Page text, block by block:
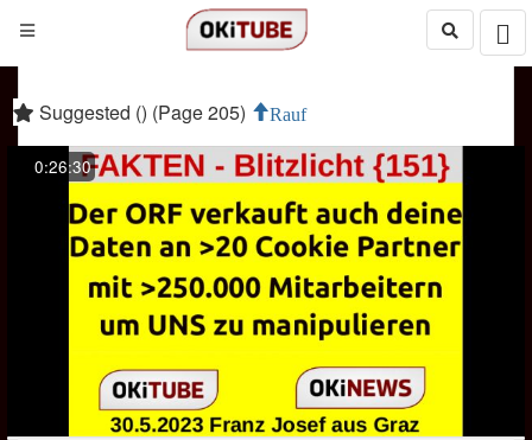
Suggested () (Page 205) Rauf
0:26:30